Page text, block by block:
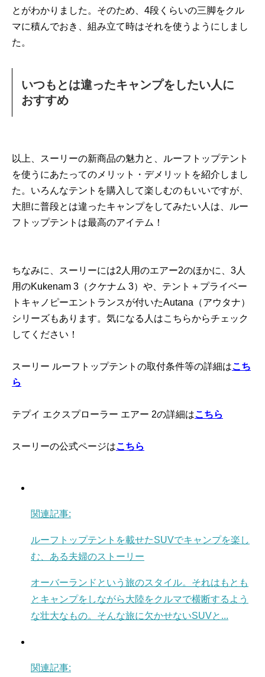
とがわかりました。そのため、4段くらいの三脚をクル
マに積んでおき、組み立て時はそれを使うようにしまし
た。
いつもとは違ったキャンプをしたい人に
おすすめ
以上、スーリーの新商品の魅力と、ルーフトップテント
を使うにあたってのメリット・デメリットを紹介しまし
た。いろんなテントを購入して楽しむのもいいですが、
大胆に普段とは違ったキャンプをしてみたい人は、ルー
フトップテントは最高のアイテム！
ちなみに、スーリーには2人用のエアー2のほかに、3人
用のKukenam 3（クケナム 3）や、テント＋プライベー
トキャノピーエントランスが付いたAutana（アウタナ）
シリーズもあります。気になる人はこちらからチェック
してください！
スーリー ルーフトップテントの取付条件等の詳細はこち
ら
テプイ エクスプローラー エアー 2の詳細はこちら
スーリーの公式ページはこちら
関連記事:
ルーフトップテントを載せたSUVでキャンプを楽し
む、ある夫婦のストーリー
オーバーランドという旅のスタイル。それはもとも
とキャンプをしながら大陸をクルマで横断するよう
な壮大なもの。そんな旅に欠かせないSUVと...
関連記事: